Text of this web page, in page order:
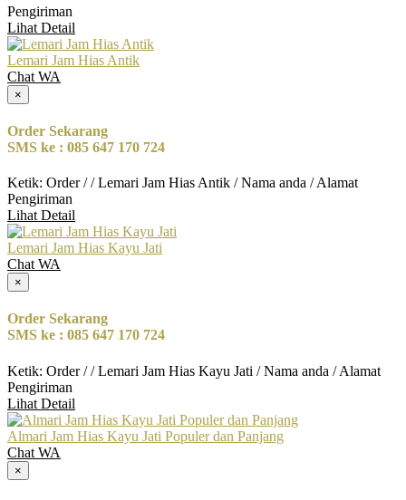
Pengiriman
Lihat Detail
Lemari Jam Hias Antik
Chat WA
×
Order Sekarang
SMS ke : 085 647 170 724
Ketik: Order / / Lemari Jam Hias Antik / Nama anda / Alamat
Pengiriman
Lihat Detail
Lemari Jam Hias Kayu Jati
Chat WA
×
Order Sekarang
SMS ke : 085 647 170 724
Ketik: Order / / Lemari Jam Hias Kayu Jati / Nama anda / Alamat
Pengiriman
Lihat Detail
Almari Jam Hias Kayu Jati Populer dan Panjang
Chat WA
×